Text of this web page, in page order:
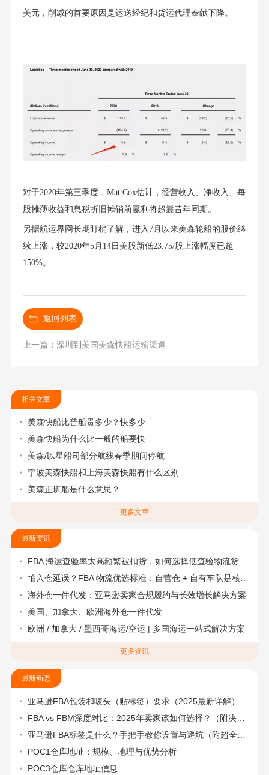
美元，削减的首要原因是运送经纪和货运代理奉献下降。
对于2020年第三季度，MattCox估计，经营收⼊、净收⼊、每
股摊薄收益和息税折旧摊销前赢利将超曩昔年同期。
另据航运界网长期盯梢了解，进入7月以来美森轮船的股价继
续上涨，较2020年5月14日美股新低23.75/股上涨幅度已超
150%。
返回列表
上一篇：深圳到美国美森快船运输渠道
相关文章
美森快船比普船贵多少？快多少
美森快船为什么比一般的船要快
美森/以星船司部分航线春季期间停航
宁波美森快船和上海美森快船有什么区别
美森正班船是什么意思？
更多文章
最新资讯
FBA 海运查验率太高频繁被扣货，如何选择低查验物流货代？
怕入仓延误？FBA 物流优选标准：自营仓 + 自有车队是核心硬指标
海外仓一件代发：亚马逊卖家合规履约与长效增长解决方案
美国、加拿大、欧洲海外仓一件代发
欧洲 / 加拿大 / 墨西哥海运/空运 | 多国海运一站式解决方案
更多资讯
最新动态
亚马逊FBA包装和唛头（贴标签）要求（2025最新详解）
FBA vs FBM深度对比：2025年卖家该如何选择？（附决策流程图）
亚马逊FBA标签是什么？手把手教你设置与避坑（附超全指南）
POC1仓库地址：规模、地理与优势分析
POC3仓库仓库地址信息